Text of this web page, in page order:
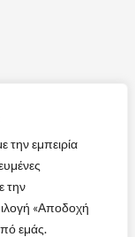
την εμπειρία
την
«Αποδοχή
εμάς.